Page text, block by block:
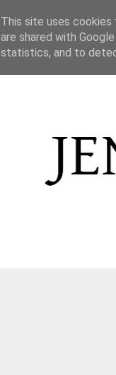
This site uses cookies
are shared with
statistics, and to